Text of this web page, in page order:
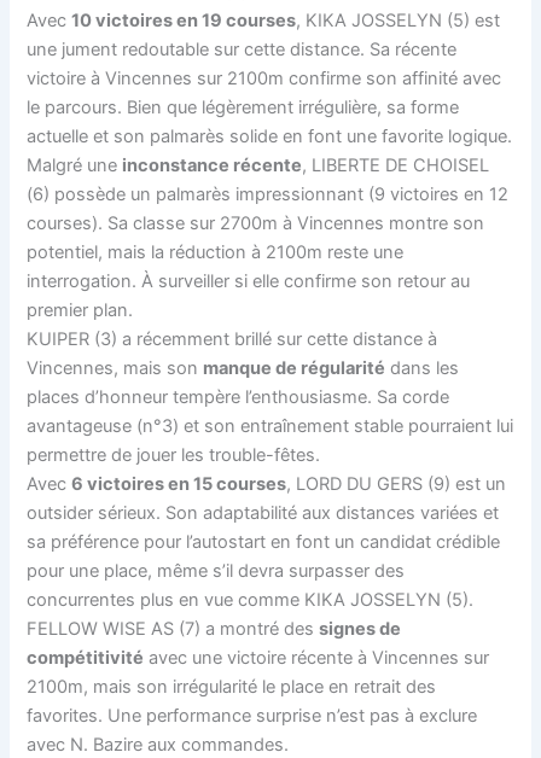
Avec10 victoires en 19 courses, KIKA JOSSELYN (5) est
une jument redoutable sur cette distance. Sa récente
victoire à Vincennes sur 2100m confirme son affinité avec
le parcours. Bien que légèrement irrégulière, sa forme
actuelle et son palmarès solide en font une favorite logique.
Malgré une inconstance récente, LIBERTE DE CHOISEL
(6) possède un palmarès impressionnant (9 victoires en 12
courses). Sa classe sur 2700m à Vincennes montre son
potentiel, mais la réduction à 2100m reste une
interrogation. À surveiller si elle confirme son retour au
premier plan.
KUIPER (3) a récemment brillé sur cette distance à
Vincennes, mais son manque de régularité dans les
places d’honneur tempère l’enthousiasme. Sa corde
avantageuse (n°3) et son entraînement stable pourraient lui
permettre de jouer les trouble-fêtes.
Avec6 victoires en 15 courses, LORD DU GERS (9) est un
outsider sérieux. Son adaptabilité aux distances variées et
sa préférence pour l’autostart en font un candidat crédible
pour une place, même s’il devra surpasser des
concurrentes plus en vue comme KIKA JOSSELYN (5).
FELLOW WISE AS (7) a montré dessignes de
compétitivité avec une victoire récente à Vincennes sur
2100m, mais son irrégularité le place en retrait des
favorites. Une performance surprise n’est pas à exclure
avec N. Bazire aux commandes.